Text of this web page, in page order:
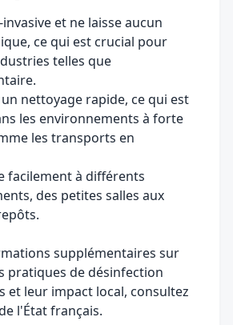
et ne laisse aucun
ce qui est crucial pour
telles que
nettoyage rapide, ce qui est
les environnements à forte
les transports en
facilement à différents
des petites salles aux
supplémentaires sur
pratiques de désinfection
et leur impact local, consultez
l'État français.